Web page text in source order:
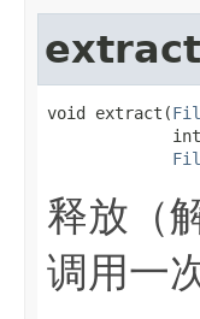
extract
void extract(
释放（
调用一